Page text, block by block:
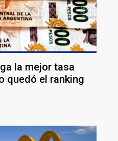
la mejor tasa
quedó el ranking